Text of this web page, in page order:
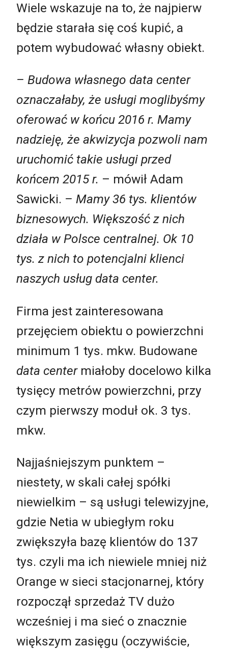
Wiele wskazuje na to, że najpierw
będzie starała się coś kupić, a
potem wybudować własny obiekt.
– Budowa własnego data center
oznaczałaby, że usługi moglibyśmy
oferować w końcu 2016 r. Mamy
nadzieję, że akwizycja pozwoli nam
uruchomić takie usługi przed
końcem 2015 r. – mówił Adam
Sawicki. – Mamy 36 tys. klientów
biznesowych. Większość z nich
działa w Polsce centralnej. Ok 10
tys. z nich to potencjalni klienci
naszych usług data center.
Firma jest zainteresowana
przejęciem obiektu o powierzchni
minimum 1 tys. mkw. Budowane
data centermiałoby docelowo kilka
tysięcy metrów powierzchni, przy
czym pierwszy moduł ok. 3 tys.
mkw.
Najjaśniejszym punktem –
niestety, w skali całej spółki
niewielkim – są usługi telewizyjne,
gdzie Netia w ubiegłym roku
zwiększyła bazę klientów do 137
tys. czyli ma ich niewiele mniej niż
Orange w sieci stacjonarnej, który
rozpoczął sprzedaż TV dużo
wcześniej i ma sieć o znacznie
większym zasięgu (oczywiście,